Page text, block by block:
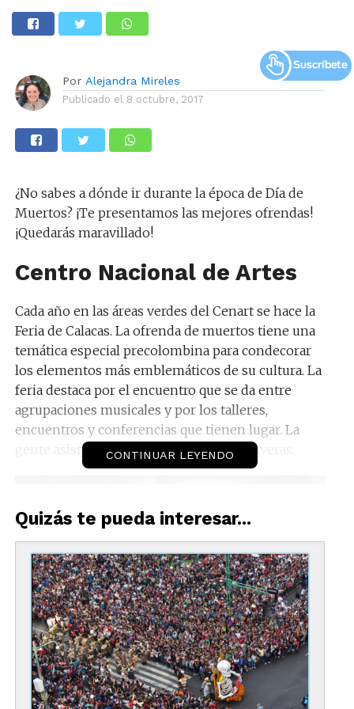
Por Alejandra Mireles
Publicado el 8 octubre, 2017
¿No sabes a dónde ir durante la época de Día de
Muertos? ¡Te presentamos las mejores ofrendas!
¡Quedarás maravillado!
Centro Nacional de Artes
Cada año en las áreas verdes del Cenart se hace la
Feria de Calacas. La ofrenda de muertos tiene una
temática especial precolombina para condecorar
los elementos más emblemáticos de su cultura. La
feria destaca por el encuentro que se da entre
agrupaciones musicales y por los talleres,
encuentros y conferencias que tienen lugar. La
gente asiste disfrazada de catrinas y calaveras.
CONTINUAR LEYENDO
Quizás te pueda interesar...